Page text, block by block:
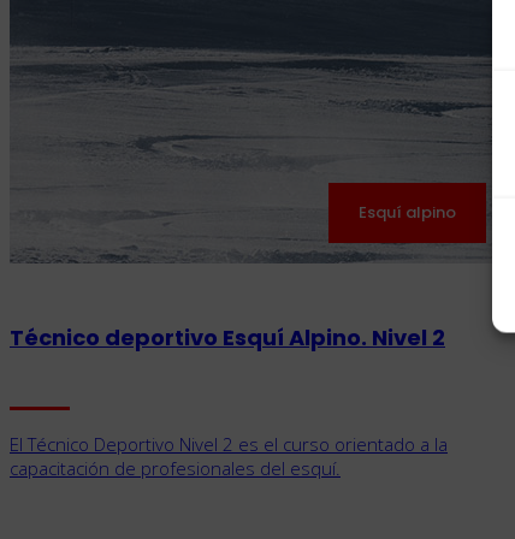
Esquí alpino
Técnico deportivo Esquí Alpino. Nivel 2
El Técnico Deportivo Nivel 2 es el curso orientado a la
capacitación de profesionales del esquí.